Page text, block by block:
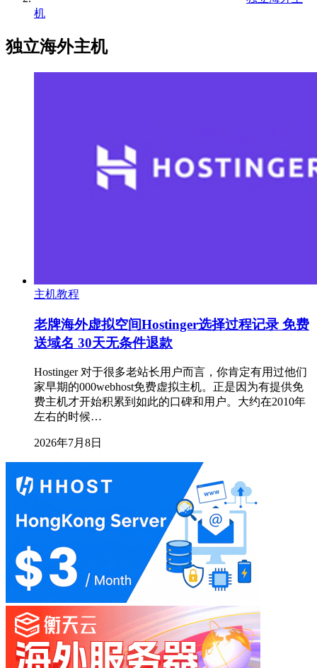
机
独立海外主机
主机教程
老牌海外虚拟空间Hostinger选择过程记录 免费
送域名 30天无条件退款
Hostinger 对于很多老站长用户而言，你肯定有用过他们
家早期的000webhost免费虚拟主机。正是因为有提供免
费主机才开始积累到如此的口碑和用户。大约在2010年
左右的时候…
2026年7月8日